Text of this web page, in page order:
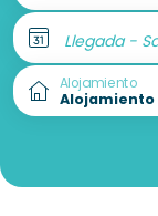
Llegada -
Alojamiento